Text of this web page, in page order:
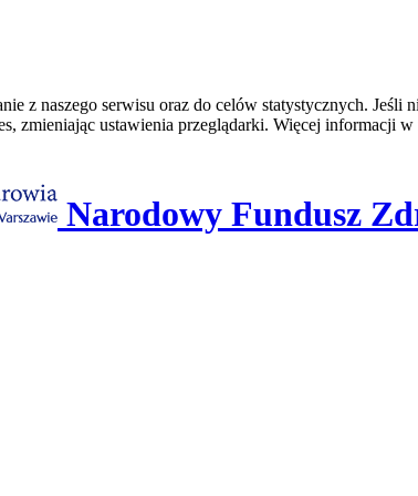
z naszego serwisu oraz do celów statystycznych.
zmieniając ustawienia przeglądarki. Więcej informacji w
Narodowy Fundusz